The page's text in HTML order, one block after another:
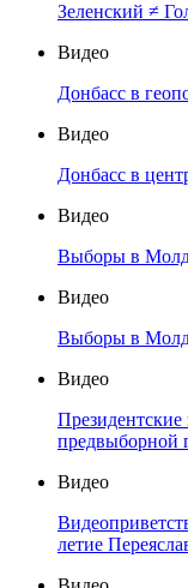
Зеленский ≠
Видео
Донбасс в
Видео
Донбасс в
Видео
Выборы в
Видео
Выборы в
Видео
предвыборной
Видео
летие